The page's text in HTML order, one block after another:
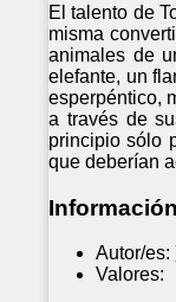
El talento de
misma
animales de
elefante, un
esperpéntico,
a través de
principio sólo
que deberían
Autor/es:
Valores: